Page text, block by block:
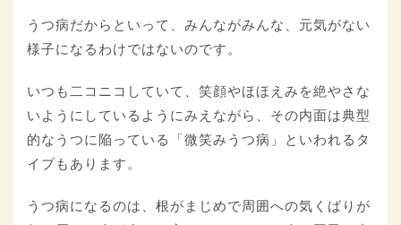
うつ病だからといって、みんながみんな、元気がない
様子になるわけではないのです。
いつも二コニコしていて、笑顔やほほえみを絶やさな
いようにしているようにみえながら、その内面は典型
的なうつに陥っている「微笑みうつ病」といわれるタ
イプもあります。
うつ病になるのは、根がまじめで周囲への気くばりが